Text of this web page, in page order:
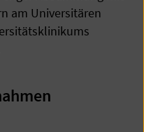
am Universitären